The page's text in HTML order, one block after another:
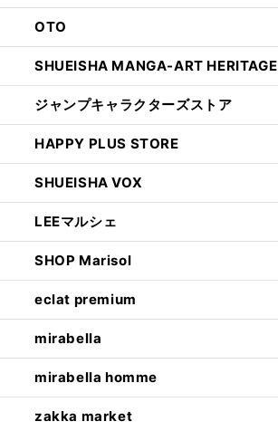
OTO
SHUEISHA MANGA-ART HERITAGE
ジャンプキャラクターズストア
HAPPY PLUS STORE
SHUEISHA VOX
LEEマルシェ
SHOP Marisol
eclat premium
mirabella
mirabella homme
zakka market